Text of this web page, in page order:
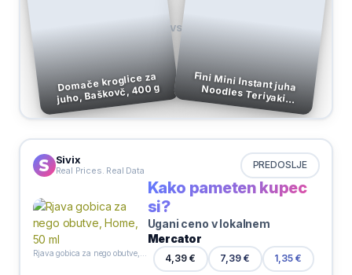
Domače kroglice za
juho, Baškovč, 400 g
VS
Fini Mini Instant juha Noodles Teriyaki
Piščanec, 65 g
Sivix
Real Prices. Real Data PREDOSLJE
Kako pameten kupec
si?
Ugani ceno v lokalnem
Mercator
4,39 € 7,39 € 1,35 €